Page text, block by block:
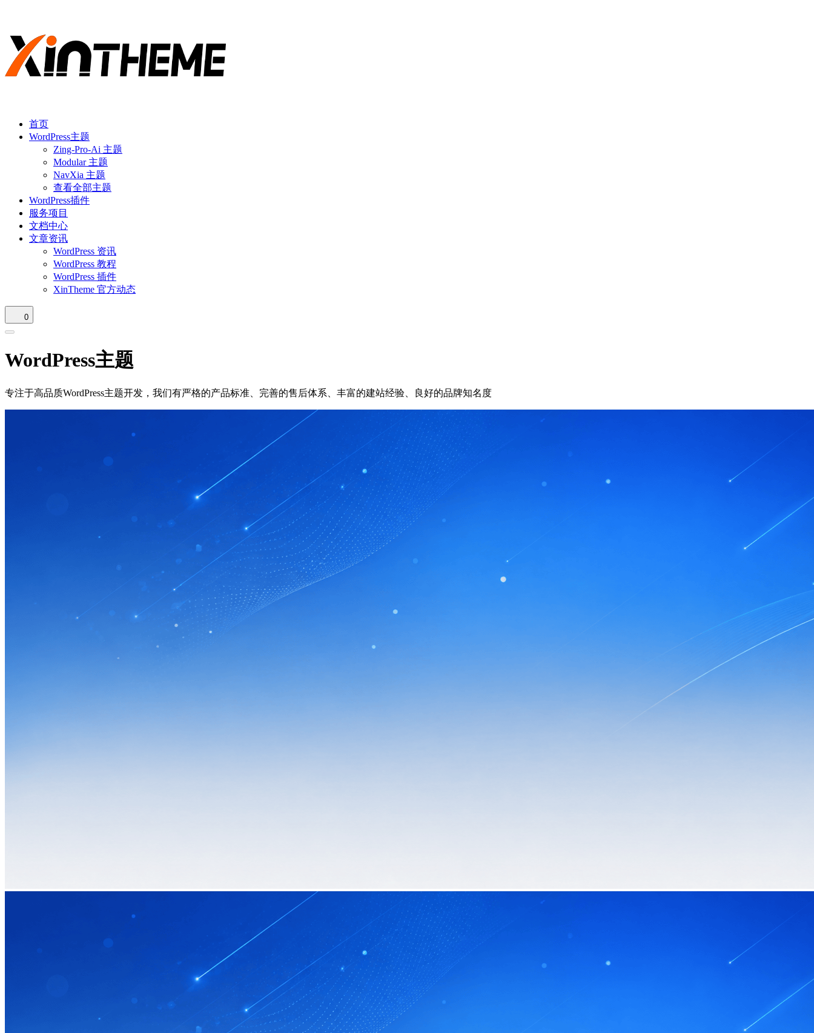
首页
WordPress主题
Zing-Pro-Ai 主题
Modular 主题
NavXia 主题
查看全部主题
WordPress插件
服务项目
文档中心
文章资讯
WordPress 资讯
WordPress 教程
WordPress 插件
XinTheme 官方动态
0
WordPress主题
专注于高品质WordPress主题开发，我们有严格的产品标准、完善的售后体系、丰富的建站经验、良好的品牌知名度